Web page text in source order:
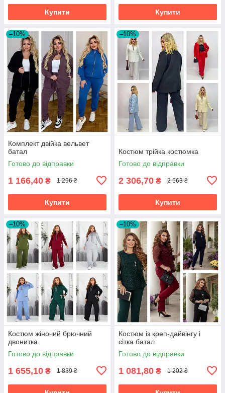
Купити Купити
–10%
Комплект двійка вельвет
батал
Готово до відправки
1 166,40 ₴ 1 296 ₴
Купити
–10%
Костюм трійка костюмка
Готово до відправки
2 306,70 ₴ 2 563 ₴
Купити
–10%
Костюм жіночий брючний
двонитка
Готово до відправки
1 655,10 ₴ 1 839 ₴
–10%
Костюм із креп-дайвінгу і
сітка батал
Готово до відправки
1 081,80 ₴ 1 202 ₴